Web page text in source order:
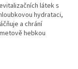
látek s
hydrataci,
a chrání
hebkou